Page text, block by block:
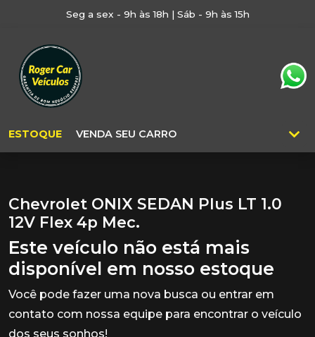
Seg a sex - 9h às 18h | Sáb - 9h às 15h
ESTOQUE VENDA SEU CARRO
Chevrolet ONIX SEDAN Plus LT 1.0
12V Flex 4p Mec.
Este veículo não está mais
disponível em nosso estoque
Você pode fazer uma nova busca ou entrar em
contato com nossa equipe para encontrar o veículo
dos seus sonhos!